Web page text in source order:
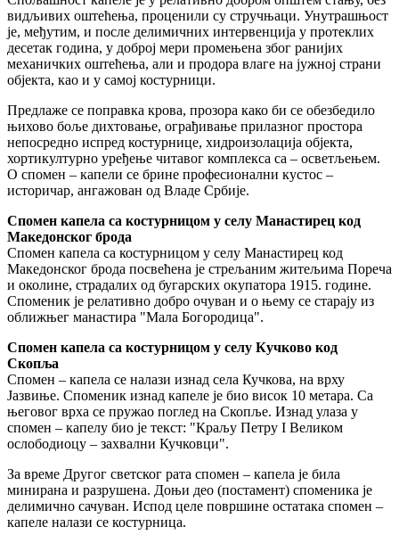
видљивих оштећења, проценили су стручњаци. Унутрашњост
је, међутим, и после делимичних интервенција у протеклих
десетак година, у доброј мери промењена због ранијих
механичких оштећења, али и продора влаге на јужној страни
објекта, као и у самој костурници.
Предлаже се поправка крова, прозора како би се обезбедило
њихово боље дихтовање, ограђивање прилазног простора
непосредно испред костурнице, хидроизолација објекта,
хортикултурно уређење читавог комплекса са – осветљењем.
О спомен – капели се брине професионални кустос –
историчар, ангажован од Владе Србије.
Спомен капела са костурницом у селу Манастирец код
Македонског брода
Спомен капела са костурницом у селу Манастирец код
Македонског брода посвећена је стрељаним житељима Пореча
и околине, страдалих од бугарских окупатора 1915. године.
Споменик је релативно добро очуван и о њему се старају из
оближњег манастира "Мала Богородица".
Спомен капела са костурницом у селу Кучково код
Скопља
Спомен – капела се налази изнад села Кучкова, на врху
Јазвиње. Споменик изнад капеле је био висок 10 метара. Са
његовог врха се пружао поглед на Скопље. Изнад улаза у
спомен – капелу био је текст: "Краљу Петру I Великом
ослободиоцу – захвални Кучковци".
За време Другог светског рата спомен – капела је била
минирана и разрушена. Доњи део (постамент) споменика је
делимично сачуван. Испод целе површине остатака спомен –
капеле налази се костурница.